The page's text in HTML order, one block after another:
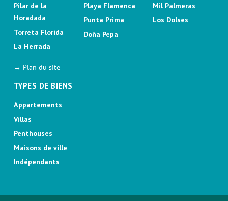
Pilar de la
Horadada
Torreta Florida
La Herrada
Playa Flamenca
Punta Prima
Doña Pepa
Mil Palmeras
Los Dolses
→ Plan du site
TYPES DE BIENS
Appartements
Villas
Penthouses
Maisons de ville
Indépendants